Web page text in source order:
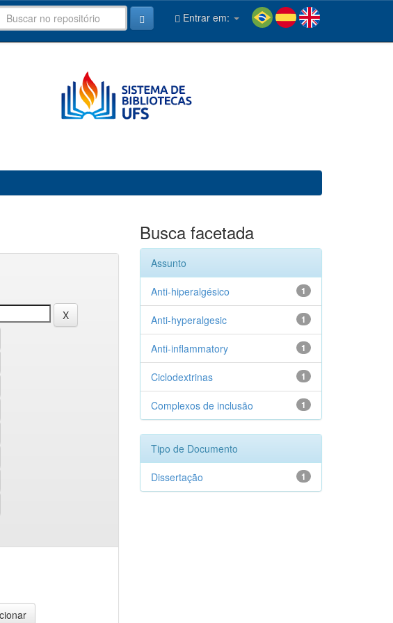
Entrar em:
Busca facetada
Assunto
1
Anti-hiperalgésico
1
Anti-hyperalgesic
1
Anti-inflammatory
1
Ciclodextrinas
1
Complexos de inclusão
Tipo de Documento
1
Dissertação